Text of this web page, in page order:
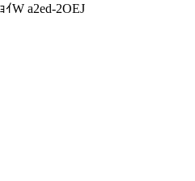
W a2ed-2OEJ